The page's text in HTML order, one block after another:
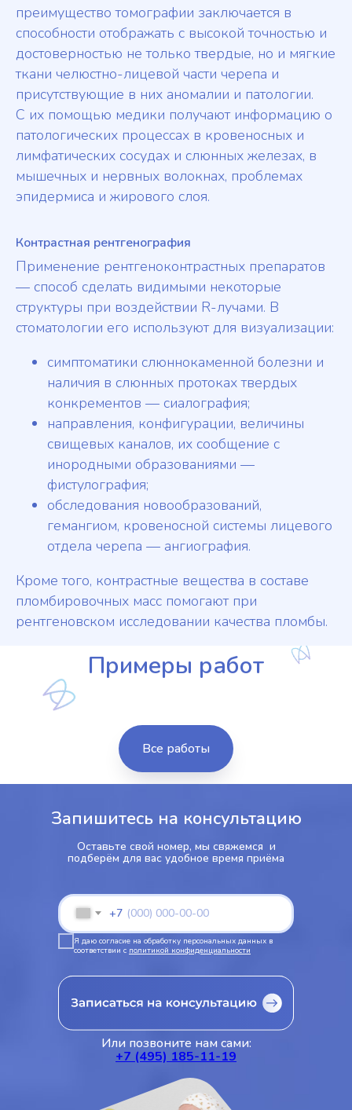
преимущество томографии заключается в
способности отображать с высокой точностью и
достоверностью не только твердые, но и мягкие
ткани челюстно-лицевой части черепа и
присутствующие в них аномалии и патологии.
С их помощью медики получают информацию о
патологических процессах в кровеносных и
лимфатических сосудах и слюнных железах, в
мышечных и нервных волокнах, проблемах
эпидермиса и жирового слоя.
Контрастная рентгенография
Применение рентгеноконтрастных препаратов
— способ сделать видимыми некоторые
структуры при воздействии R-лучами. В
стоматологии его используют для визуализации:
симптоматики слюннокаменной болезни и
наличия в слюнных протоках твердых
конкрементов — сиалография;
направления, конфигурации, величины
свищевых каналов, их сообщение с
инородными образованиями —
фистулография;
обследования новообразований,
гемангиом, кровеносной системы лицевого
отдела черепа — ангиография.
Кроме того, контрастные вещества в составе
пломбировочных масс помогают при
рентгеновском исследовании качества пломбы.
Примеры работ
Все работы
Запишитесь на консультацию
Оставьте свой номер, мы свяжемся и
подберём для вас удобное время приёма
Или позвоните нам сами:
+7 (495) 185-11-19
+7
Я даю согласие на обработку персональных данных в
соответствии с политикой конфиденциальности